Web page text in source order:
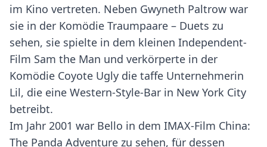
im Kino vertreten. Neben Gwyneth Paltrow war
sie in der Komödie Traumpaare – Duets zu
sehen, sie spielte in dem kleinen Independent-
Film Sam the Man und verkörperte in der
Komödie Coyote Ugly die taffe Unternehmerin
Lil, die eine Western-Style-Bar in New York City
betreibt.
Im Jahr 2001 war Bello in dem IMAX-Film China:
The Panda Adventure zu sehen, für dessen